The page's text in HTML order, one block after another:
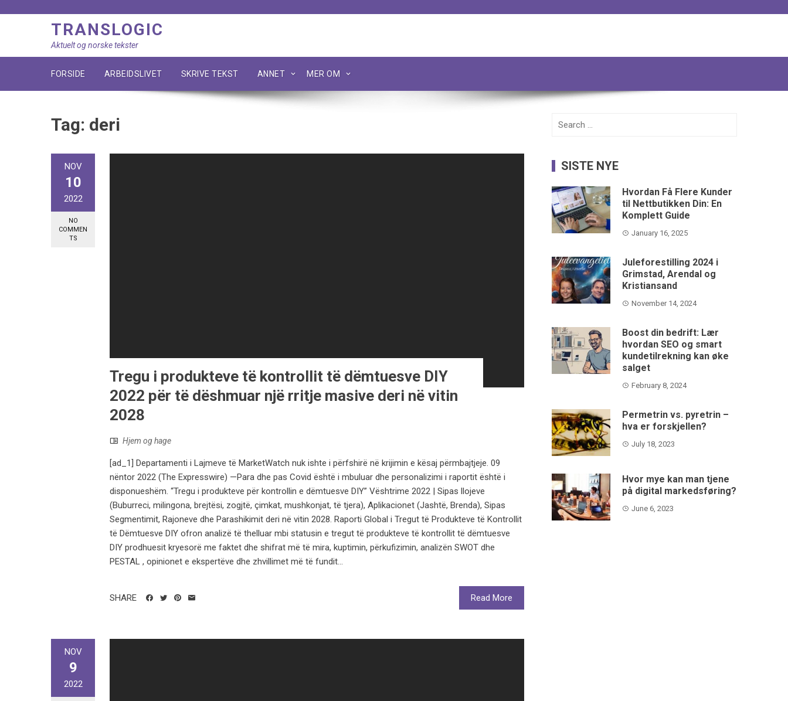
TRANSLOGIC
Aktuelt og norske tekster
FORSIDE ARBEIDSLIVET SKRIVE TEKST ANNET MER OM
Tag: deri
NOV
10
2022
NO
COMMEN
TS
Tregu i produkteve të kontrollit të dëmtuesve DIY
2022 për të dëshmuar një rritje masive deri në vitin
2028
Hjem og hage
[ad_1] Departamenti i Lajmeve të MarketWatch nuk ishte i përfshirë në krijimin e kësaj përmbajtjeje. 09
nëntor 2022 (The Expresswire) —Para dhe pas Covid është i mbuluar dhe personalizimi i raportit është i
disponueshëm. “Tregu i produkteve për kontrollin e dëmtuesve DIY” Vështrime 2022 | Sipas llojeve
(Buburreci, milingona, brejtësi, zogjtë, çimkat, mushkonjat, të tjera), Aplikacionet (Jashtë, Brenda), Sipas
Segmentimit, Rajoneve dhe Parashikimit deri në vitin 2028. Raporti Global i Tregut të Produkteve të Kontrollit
të Dëmtuesve DIY ofron analizë të thelluar mbi statusin e tregut të produkteve të kontrollit të dëmtuesve
DIY prodhuesit kryesorë me faktet dhe shifrat më të mira, kuptimin, përkufizimin, analizën SWOT dhe
PESTAL , opinionet e ekspertëve dhe zhvillimet më të fundit...
Read More
SHARE
NOV
9
2022
Search
SISTE NYE
Hvordan Få Flere Kunder
til Nettbutikken Din: En
Komplett Guide
January 16, 2025
Juleforestilling 2024 i
Grimstad, Arendal og
Kristiansand
November 14, 2024
Boost din bedrift: Lær
hvordan SEO og smart
kundetilrekning kan øke
salget
February 8, 2024
Permetrin vs. pyretrin –
hva er forskjellen?
July 18, 2023
Hvor mye kan man tjene
på digital markedsføring?
June 6, 2023